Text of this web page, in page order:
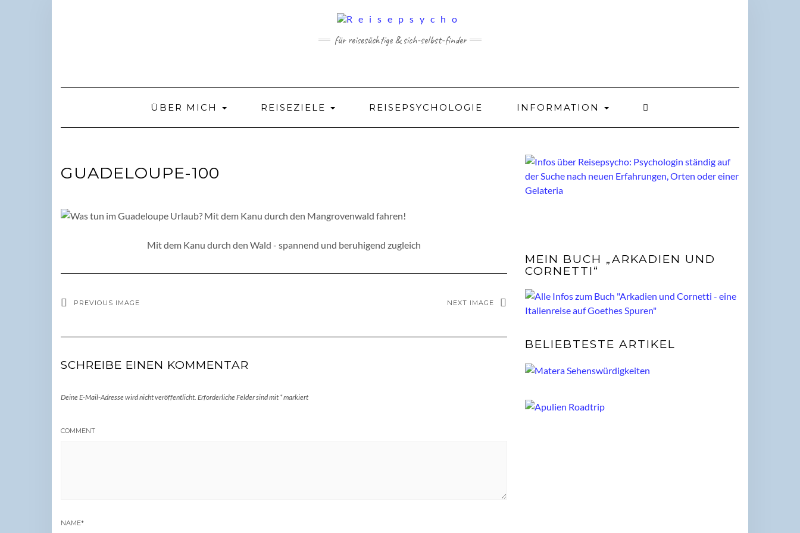
für reisesüchtige & sich-selbst-finder
ÜBER MICH REISEZIELE REISEPSYCHOLOGIE INFORMATION
GUADELOUPE-100
Mit dem Kanu durch den Wald - spannend und beruhigend zugleich
PREVIOUS IMAGE NEXT IMAGE
SCHREIBE EINEN KOMMENTAR
Deine E-Mail-Adresse wird nicht veröffentlicht. Erforderliche Felder sind mit *markiert
COMMENT
NAME*
MEIN BUCH „ARKADIEN UND
CORNETTI“
BELIEBTESTE ARTIKEL